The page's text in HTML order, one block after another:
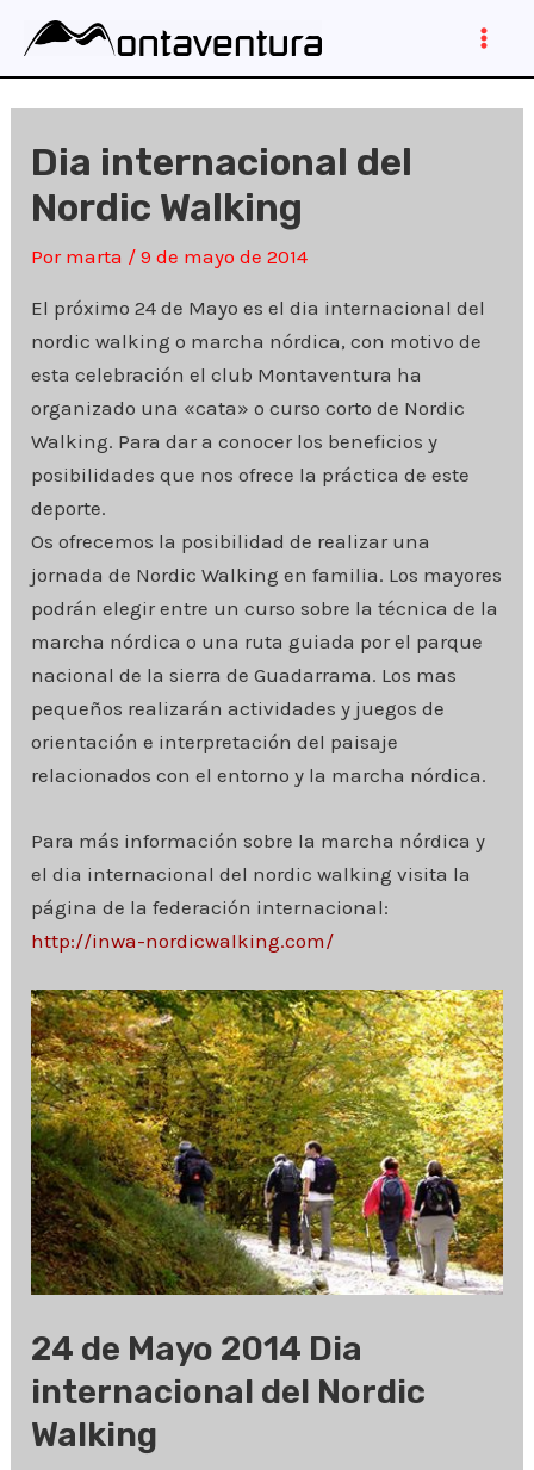
contenido
Dia internacional del
Nordic Walking
Por marta /9 de mayo de 2014
El próximo 24 de Mayo es el dia internacional del
nordic walking o marcha nórdica, con motivo de
esta celebración el club Montaventura ha
organizado una «cata» o curso corto de Nordic
Walking. Para dar a conocer los beneficios y
posibilidades que nos ofrece la práctica de este
deporte.
Os ofrecemos la posibilidad de realizar una
jornada de Nordic Walking en familia. Los mayores
podrán elegir entre un curso sobre la técnica de la
marcha nórdica o una ruta guiada por el parque
nacional de la sierra de Guadarrama. Los mas
pequeños realizarán actividades y juegos de
orientación e interpretación del paisaje
relacionados con el entorno y la marcha nórdica.
Para más información sobre la marcha nórdica y
el dia internacional del nordic walking visita la
página de la federación internacional:
http://inwa-nordicwalking.com/
24 de Mayo 2014 Dia
internacional del Nordic
Walking